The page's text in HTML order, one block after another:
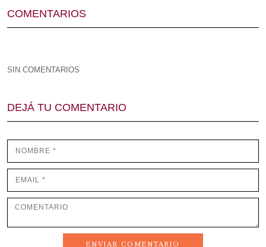
COMENTARIOS
SIN COMENTARIOS
DEJÁ TU COMENTARIO
ENVIAR COMENTARIO